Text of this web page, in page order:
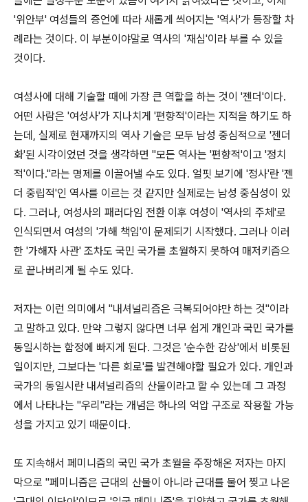
'위안부' 여성들의 증언에 따라 새롭게 씌어지는 '역사'가 등장할 차
례라는 것이다. 이 부분이야말로 역사의 '재심'이라 부를 수 있을
것이다.
여성사에 대해 기술할 때에 가장 큰 역할을 하는 것이 '젠더'이다.
어떤 사람은 '여성사'가 지나치게 '편향적'이라는 지적을 하기도 하
는데, 실제로 현재까지의 역사 기술은 모두 남성 중심적으로 '젠더
화'된 시각이었던 것을 생각하면 "모든 역사는 '편향적'이고 '정치
적'이다."라는 명제를 이끌어낼 수도 있다. 얼핏 보기에 '정사'란 '젠
더 중립적'인 역사를 이르는 것 같지만 실제로는 남성 중심성이 있
다. 그러나, 여성사의 패러다임 전환 이후 여성이 '역사의 주체'로
인식되면서 여성의 '가해 책임'이 문제되기 시작했다. 그러나 이러
한 '가해자 사관' 조차도 국민 국가를 초월하지 못하여 매저키즘으
로 끝나버리게 될 수도 있다.
저자는 이런 의미에서 "내셔널리즘은 극복되어야만 하는 것"이라
고 말하고 있다. 만약 그렇지 않다면 너무 쉽게 개인과 국민 국가를
동일시하는 함정에 빠지게 된다. 그것은 '순수한 감상'에서 비롯된
일이지만, 그보다는 '다른 회로'를 발견해야할 필요가 있다. 개인과
국가의 동일시란 내셔널리즘의 산물이라고 할 수 있는데 그 과정
에서 나타나는 "우리"라는 개념은 하나의 억압 구조로 작용할 가능
성을 가지고 있기 때문이다.
또 지속해서 페미니즘의 국민 국가 초월을 주장해온 저자는 마지
막으로 "페미니즘은 근대의 산물이 아니라 근대를 물어 찢고 나온